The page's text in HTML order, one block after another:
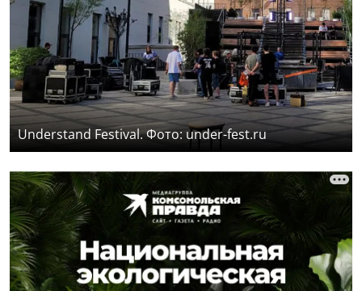
Understand Festival. Фото: under-fest.ru